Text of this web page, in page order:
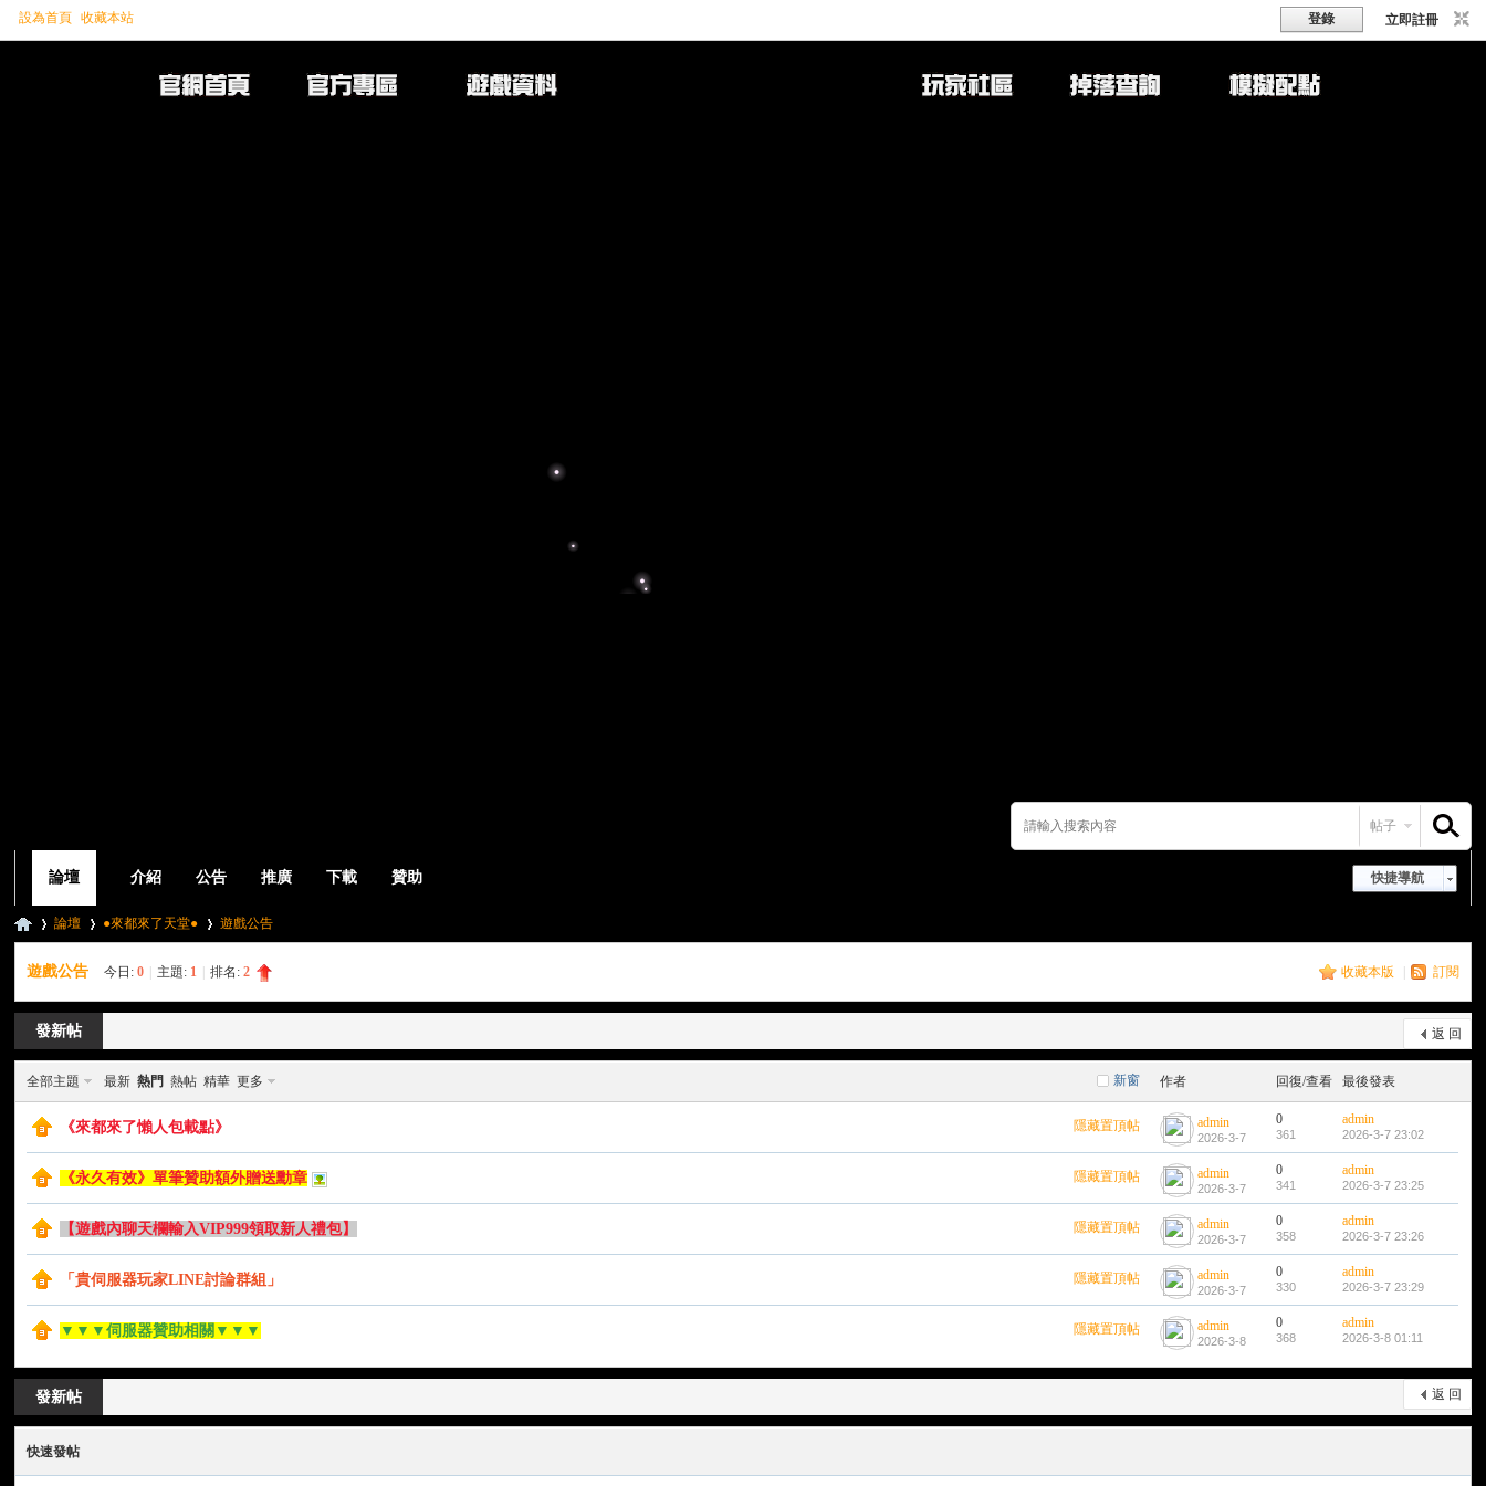
設為首頁 收藏本站 登錄 立即註冊
帖子
快捷導航
論壇 介紹 公告 推廣 下載 贊助
來
論壇 ●來都來了天堂● 遊戲公告
收藏本版 訂閱
遊戲公告 今日:0 主題: 1 排名:2
返 回
發新帖
新窗
全部主題 最新 熱門 熱帖 精華 更多 作者 回復/查看 最後發表
隱藏置頂帖
《來都來了懶人包載點》 admin
2026-3-7
0
361
admin
2026-3-7 23:02
隱藏置頂帖
《永久有效》單筆贊助額外贈送勳章 admin
2026-3-7
0
341
admin
2026-3-7 23:25
隱藏置頂帖
【遊戲內聊天欄輸入VIP999領取新人禮包】 admin
2026-3-7
0
358
admin
2026-3-7 23:26
隱藏置頂帖
「貴伺服器玩家LINE討論群組」 admin
2026-3-7
0
330
admin
2026-3-7 23:29
隱藏置頂帖
▼▼▼伺服器贊助相關▼▼▼ admin
2026-3-8
0
368
admin
2026-3-8 01:11
返 回
發新帖
快速發帖